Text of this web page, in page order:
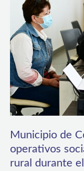
Municipio de
operativos
rural durante
Coquimbo
desplegará
operativos
sociales
en
Parte
Alta
y
sector
rural